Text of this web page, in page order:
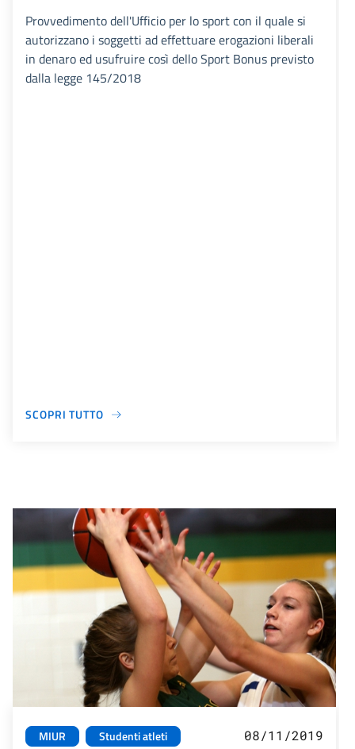
Provvedimento dell'Ufficio per lo sport con il quale si
autorizzano i soggetti ad effettuare erogazioni liberali
in denaro ed usufruire così dello Sport Bonus previsto
dalla legge 145/2018
SCOPRI TUTTO
MIUR Studenti atleti 08/11/2019